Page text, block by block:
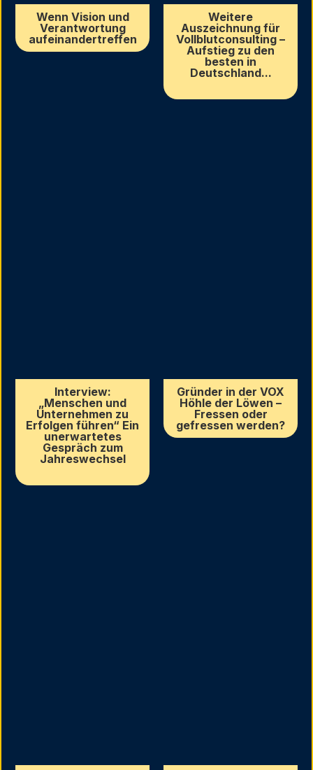
Wenn Vision und
Verantwortung
aufeinandertreffen
Weitere
Auszeichnung für
Vollblutconsulting –
Aufstieg zu den
besten in
Deutschland...
Interview:
„Menschen und
Unternehmen zu
Erfolgen führen“ Ein
unerwartetes
Gespräch zum
Jahreswechsel
Gründer in der VOX
Höhle der Löwen –
Fressen oder
gefressen werden?